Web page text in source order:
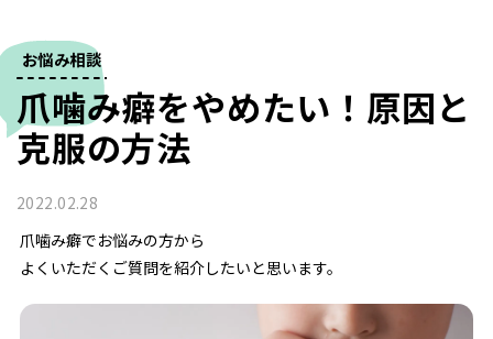
お悩み相談
爪噛み癖をやめたい！原因と
克服の方法
2022.02.28
爪噛み癖でお悩みの方から
よくいただくご質問を紹介したいと思います。